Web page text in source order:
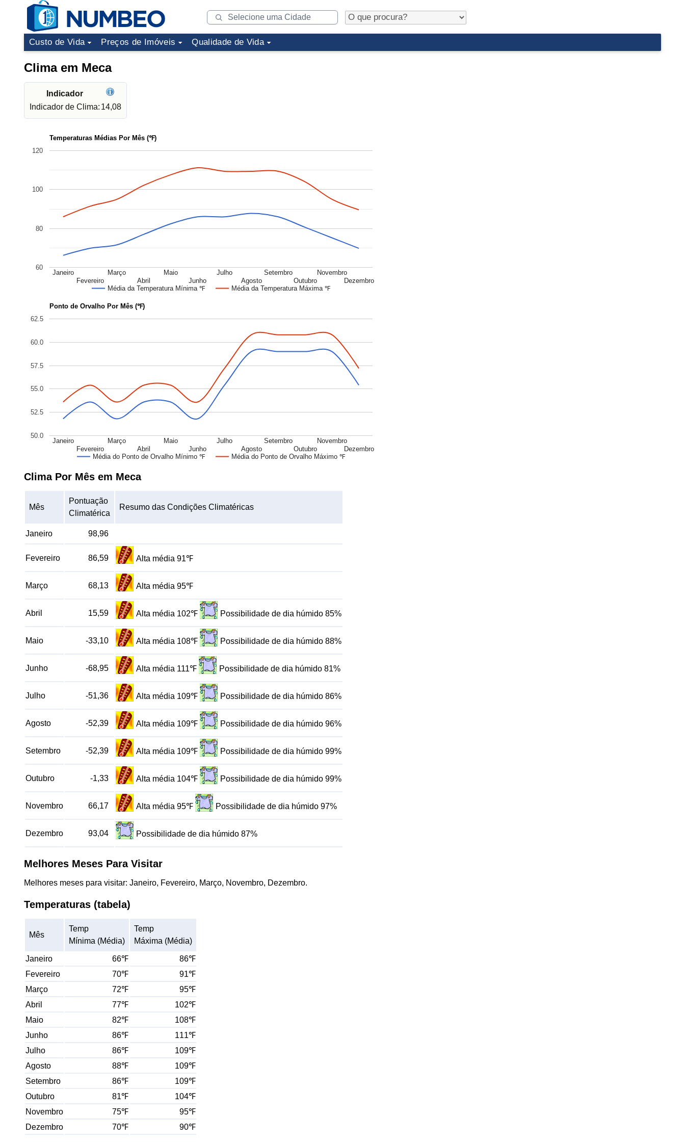
Custo de Vida Preços de Imóveis Qualidade de Vida
Clima em Meca
Indicador
Indicador de Clima: 14,08
Temperaturas Médias Por Mês (℉)
Média da Temperatura Mínima ℉ Média da Temperatura Máxima ℉
Janeiro
Fevereiro
Março
Abril
Maio
Junho
Julho
Agosto
Setembro
Outubro
Novembro
Dezembro
60
80
100
120
Ponto de Orvalho Por Mês (℉)
Média do Ponto de Orvalho Mínimo ℉ Média do Ponto de Orvalho Máximo ℉
Janeiro
Fevereiro
Março
Abril
Maio
Junho
Julho
Agosto
Setembro
Outubro
Novembro
Dezembro
50.0
52.5
55.0
57.5
60.0
62.5
Clima Por Mês em Meca
Mês
Pontuação
Climatérica
Resumo das Condições Climatéricas
Janeiro 98,96
Fevereiro 86,59 Alta média 91℉
Março 68,13 Alta média 95℉
Abril 15,59 Alta média 102℉ Possibilidade de dia húmido 85%
Maio -33,10 Alta média 108℉ Possibilidade de dia húmido 88%
Junho -68,95 Alta média 111℉ Possibilidade de dia húmido 81%
Julho -51,36 Alta média 109℉ Possibilidade de dia húmido 86%
Agosto -52,39 Alta média 109℉ Possibilidade de dia húmido 96%
Setembro -52,39 Alta média 109℉ Possibilidade de dia húmido 99%
Outubro -1,33 Alta média 104℉ Possibilidade de dia húmido 99%
Novembro 66,17 Alta média 95℉ Possibilidade de dia húmido 97%
Dezembro 93,04 Possibilidade de dia húmido 87%
Melhores Meses Para Visitar
Melhores meses para visitar: Janeiro, Fevereiro, Março, Novembro, Dezembro.
Temperaturas (tabela)
Mês
Temp
Mínima (Média)
Temp
Máxima (Média)
Janeiro 66℉
86℉
Fevereiro
70℉
91℉
Março
72℉
95℉
Abril
77℉
102℉
Maio
82℉
108℉
Junho
86℉
111℉
Julho
86℉
109℉
Agosto
88℉
109℉
Setembro
86℉
109℉
Outubro
81℉
104℉
Novembro
75℉
95℉
Dezembro
70℉ 90℉